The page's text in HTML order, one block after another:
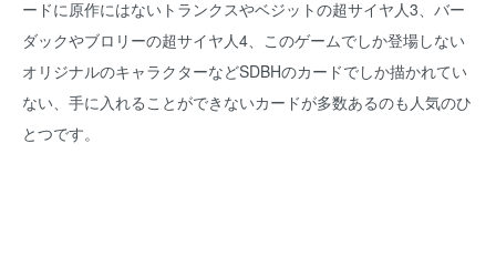
ードに原作にはないトランクスやベジットの超サイヤ人3、バー
ダックやブロリーの超サイヤ人4、このゲームでしか登場しない
オリジナルのキャラクターなどSDBHのカードでしか描かれてい
ない、手に入れることができないカードが多数あるのも人気のひ
とつです。